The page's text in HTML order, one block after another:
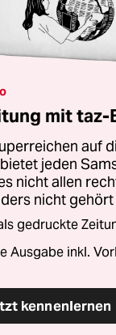
mit
auf
jeden
nicht allen
nicht gehört
gedruckte
Ausgabe inkl.
kennenlernen